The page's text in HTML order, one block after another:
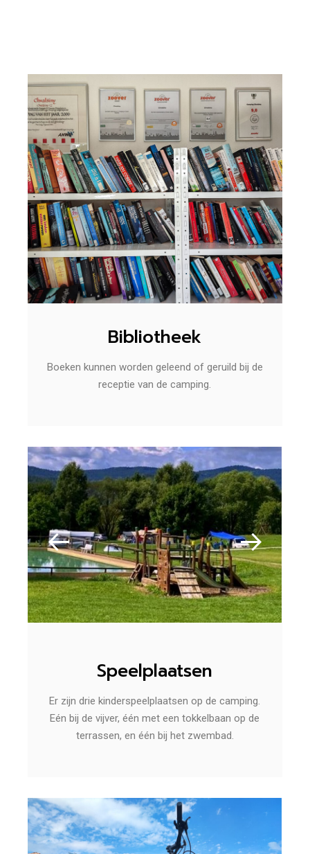
Bibliotheek
Boeken kunnen worden geleend of geruild bij de
receptie van de camping.
Speelplaatsen
Er zijn drie kinderspeelplaatsen op de camping.
Eén bij de vijver, één met een tokkelbaan op de
terrassen, en één bij het zwembad.